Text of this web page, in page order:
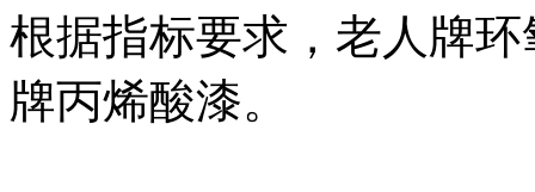
根据指标要求，老人牌
牌丙烯酸漆。